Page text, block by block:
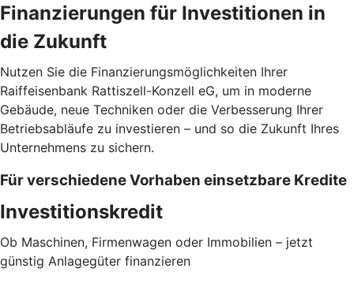
Finanzierungen für Investitionen in
die Zukunft
Nutzen Sie die Finanzierungsmöglichkeiten Ihrer
Raiffeisenbank Rattiszell-Konzell eG, um in moderne
Gebäude, neue Techniken oder die Verbesserung Ihrer
Betriebsabläufe zu investieren – und so die Zukunft Ihres
Unternehmens zu sichern.
Für verschiedene Vorhaben einsetzbare Kredite
Investitionskredit
Ob Maschinen, Firmenwagen oder Immobilien – jetzt
günstig Anlagegüter finanzieren